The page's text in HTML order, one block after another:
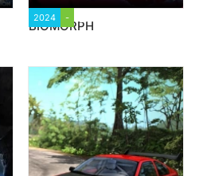
2024 -
BIOMORPH